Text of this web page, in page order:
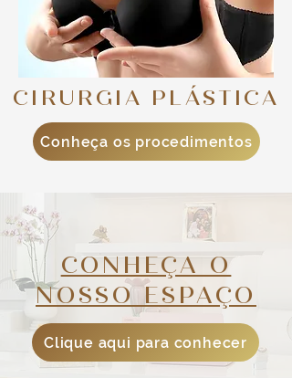
Conheça os procedimentos
CIRURGIA PLÁSTICA
CONHEÇA O
NOSSO ESPAÇO
Clique aqui para conhecer